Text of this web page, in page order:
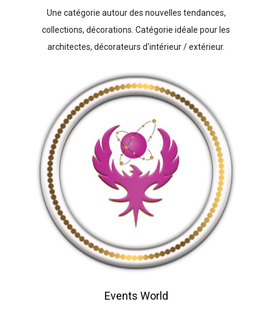
Une catégorie autour des nouvelles tendances,
collections, décorations. Catégorie idéale pour les
architectes, décorateurs d'intérieur / extérieur.
Events World